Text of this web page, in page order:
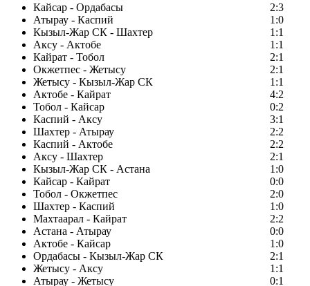
Кайсар - Ордабасы
2:3
Атырау - Каспий
1:0
Кызыл-Жар СК - Шахтер
1:1
Аксу - Актобе
1:1
Кайрат - Тобол
2:1
Окжетпес - Жетысу
2:1
Жетысу - Кызыл-Жар СК
1:1
Актобе - Кайрат
4:2
Тобол - Кайсар
0:2
Каспий - Аксу
3:1
Шахтер - Атырау
2:2
Каспий - Актобе
2:2
Аксу - Шахтер
2:1
Кызыл-Жар СК - Астана
1:0
Кайсар - Кайрат
0:0
Тобол - Окжетпес
2:0
Шахтер - Каспий
1:0
Махтаарал - Кайрат
2:2
Астана - Атырау
0:0
Актобе - Кайсар
1:0
Ордабасы - Кызыл-Жар СК
2:1
Жетысу - Аксу
1:1
Атырау - Жетысу
0:1